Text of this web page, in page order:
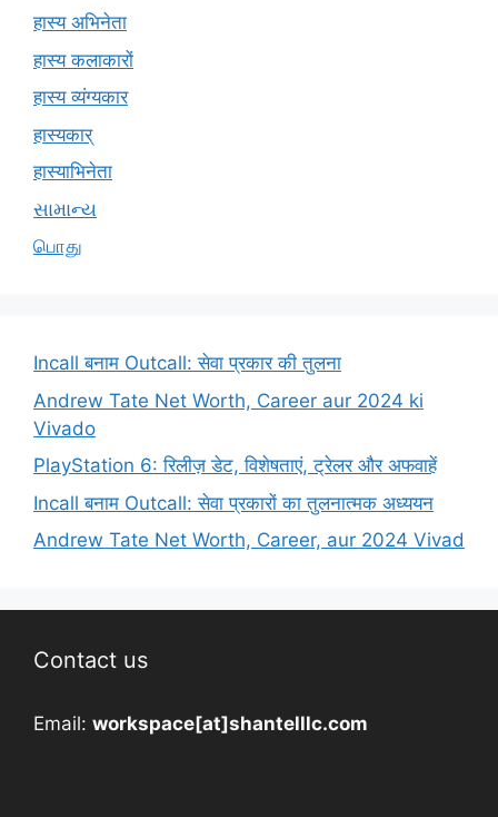
हास्य अभिनेता
हास्य कलाकारों
हास्य व्यंग्यकार
हास्यकार्
हास्याभिनेता
સામાન્ય
பொது
Incall बनाम Outcall: सेवा प्रकार की तुलना
Andrew Tate Net Worth, Career aur 2024 ki
Vivado
PlayStation 6: रिलीज़ डेट, विशेषताएं, ट्रेलर और अफवाहें
Incall बनाम Outcall: सेवा प्रकारों का तुलनात्मक अध्ययन
Andrew Tate Net Worth, Career, aur 2024 Vivad
Contact us
Email: workspace[at]shantelllc.com